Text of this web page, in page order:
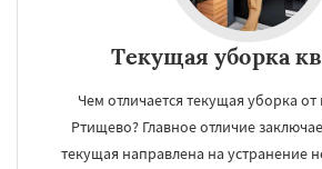
Текущая уборка
Чем отличается текущая уборка
Ртищево? Главное отличие
текущая направлена на устранение